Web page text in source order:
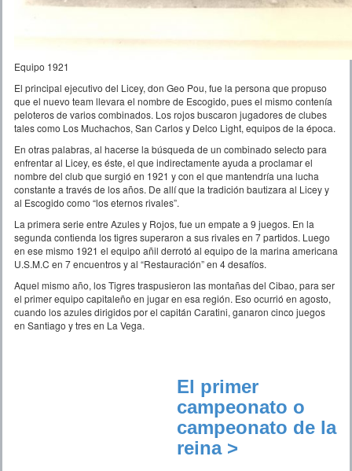
Equipo 1921
El principal ejecutivo del Licey, don Geo Pou, fue la persona que propuso
que el nuevo team llevara el nombre de Escogido, pues el mismo contenía
peloteros de varios combinados. Los rojos buscaron jugadores de clubes
tales como Los Muchachos, San Carlos y Delco Light, equipos de la época.
En otras palabras, al hacerse la búsqueda de un combinado selecto para
enfrentar al Licey, es éste, el que indirectamente ayuda a proclamar el
nombre del club que surgió en 1921 y con el que mantendría una lucha
constante a través de los años. De allí que la tradición bautizara al Licey y
al Escogido como “los eternos rivales”.
La primera serie entre Azules y Rojos, fue un empate a 9 juegos. En la
segunda contienda los tigres superaron a sus rivales en 7 partidos. Luego
en ese mismo 1921 el equipo añil derrotó al equipo de la marina americana
U.S.M.C en 7 encuentros y al “Restauración” en 4 desafíos.
Aquel mismo año, los Tigres traspusieron las montañas del Cibao, para ser
el primer equipo capitaleño en jugar en esa región. Eso ocurrió en agosto,
cuando los azules dirigidos por el capitán Caratini, ganaron cinco juegos
en Santiago y tres en La Vega.
El primer
campeonato o
campeonato de la
reina >